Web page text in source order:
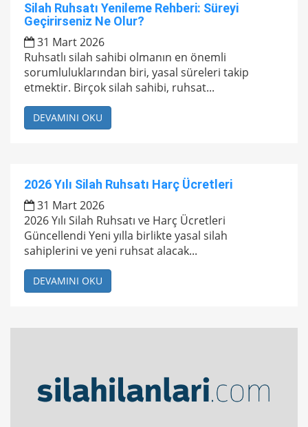
Silah Ruhsatı Yenileme Rehberi: Süreyi
Geçirirseniz Ne Olur?
31 Mart 2026
Ruhsatlı silah sahibi olmanın en önemli
sorumluluklarından biri, yasal süreleri takip
etmektir. Birçok silah sahibi, ruhsat...
DEVAMINI OKU
2026 Yılı Silah Ruhsatı Harç Ücretleri
31 Mart 2026
2026 Yılı Silah Ruhsatı ve Harç Ücretleri
Güncellendi Yeni yılla birlikte yasal silah
sahiplerini ve yeni ruhsat alacak...
DEVAMINI OKU